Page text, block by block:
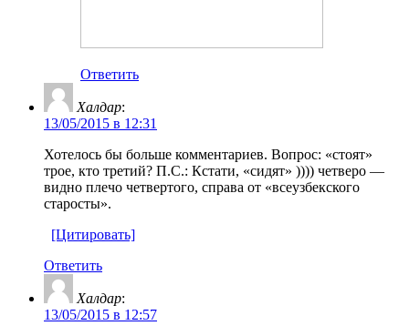
Ответить
Халдар:
13/05/2015 в 12:31
Хотелось бы больше комментариев. Вопрос: «стоят»
трое, кто третий? П.С.: Кстати, «сидят» )))) четверо —
видно плечо четвертого, справа от «всеузбекского
старосты».
[Цитировать]
Ответить
Халдар:
13/05/2015 в 12:57